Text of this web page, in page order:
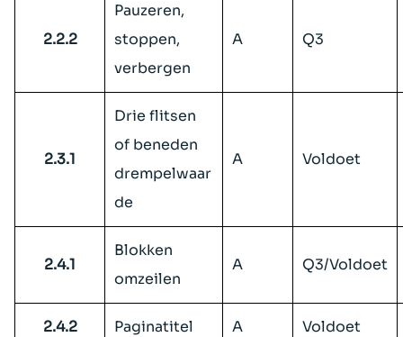
2.2.2
Pauzeren,
stoppen,
verbergen
A Q3
2.3.1
Drie flitsen
of beneden
drempelwaar
de
A Voldoet
2.4.1
Blokken
omzeilen
A Q3/Voldoet
2.4.2 Paginatitel A Voldoet